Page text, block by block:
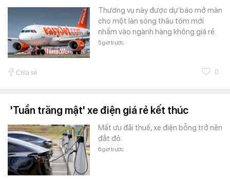
Thương vụ này được dự báo mở màn
cho một làn sóng thâu tóm mới
nhắm vào ngành hàng không giá rẻ.
5 giờ trước
Chia sẻ 0
'Tuần trăng mật' xe điện giá rẻ kết thúc
Mất ưu đãi thuế, xe điện bỗng trở nên
đẳt đỏ.
6 giờ trước